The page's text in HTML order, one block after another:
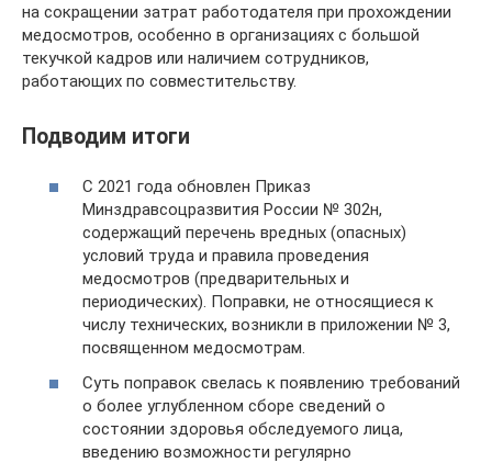
на сокращении затрат работодателя при прохождении
медосмотров, особенно в организациях с большой
текучкой кадров или наличием сотрудников,
работающих по совместительству.
Подводим итоги
С 2021 года обновлен Приказ
Минздравсоцразвития России № 302н,
содержащий перечень вредных (опасных)
условий труда и правила проведения
медосмотров (предварительных и
периодических). Поправки, не относящиеся к
числу технических, возникли в приложении № 3,
посвященном медосмотрам.
Суть поправок свелась к появлению требований
о более углубленном сборе сведений о
состоянии здоровья обследуемого лица,
введению возможности регулярно